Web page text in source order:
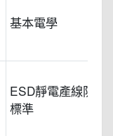
基本電學
ESD靜電產線防制
標準